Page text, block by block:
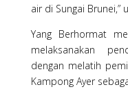
air di Sungai Brunei,”
Yang Berhormat
melaksanakan
dengan melatih
Kampong Ayer